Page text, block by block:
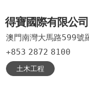
得寶國際有限公司
澳門南灣大馬路599號
+853 2872 8100
土木工程